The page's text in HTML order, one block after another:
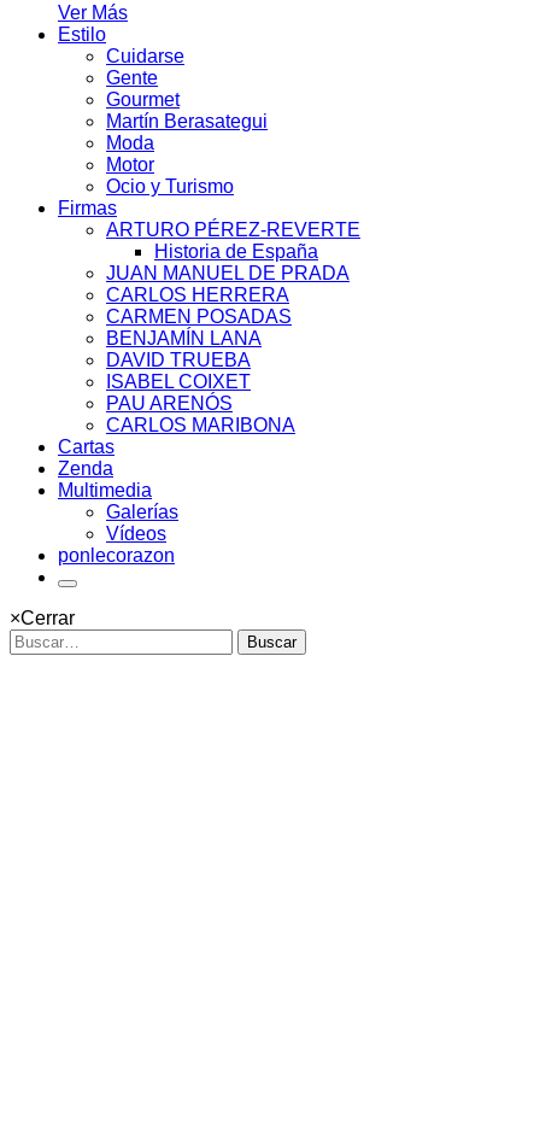
Ver Más
Estilo
Cuidarse
Gente
Gourmet
Martín Berasategui
Moda
Motor
Ocio y Turismo
Firmas
ARTURO PÉREZ-REVERTE
Historia de España
JUAN MANUEL DE PRADA
CARLOS HERRERA
CARMEN POSADAS
BENJAMÍN LANA
DAVID TRUEBA
ISABEL COIXET
PAU ARENÓS
CARLOS MARIBONA
Cartas
Zenda
Multimedia
Galerías
Vídeos
ponlecorazon
×Cerrar
Buscar